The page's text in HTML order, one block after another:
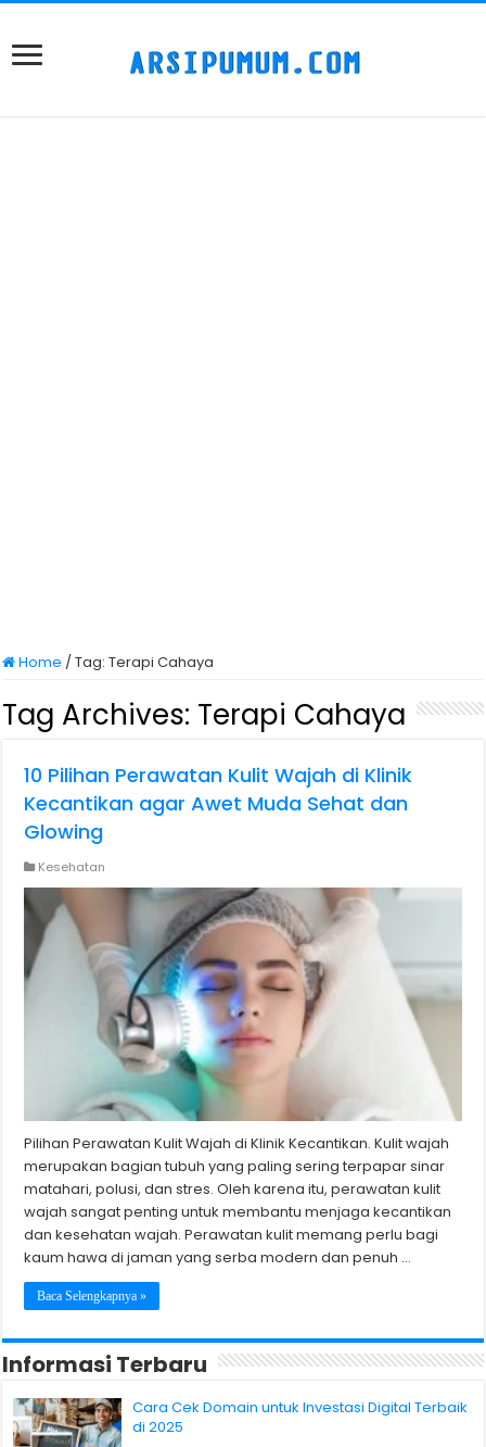
Home /Tag:Terapi Cahaya
Tag Archives: Terapi Cahaya
10 Pilihan Perawatan Kulit Wajah di Klinik
Kecantikan agar Awet Muda Sehat dan
Glowing
Kesehatan
Pilihan Perawatan Kulit Wajah di Klinik Kecantikan. Kulit wajah
merupakan bagian tubuh yang paling sering terpapar sinar
matahari, polusi, dan stres. Oleh karena itu, perawatan kulit
wajah sangat penting untuk membantu menjaga kecantikan
dan kesehatan wajah. Perawatan kulit memang perlu bagi
kaum hawa di jaman yang serba modern dan penuh …
Baca Selengkapnya »
Informasi Terbaru
Cara Cek Domain untuk Investasi Digital Terbaik
di 2025